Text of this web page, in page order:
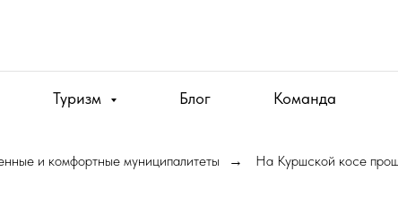
Туризм Блог Команда
и комфортные муниципалитеты → На Куршской косе